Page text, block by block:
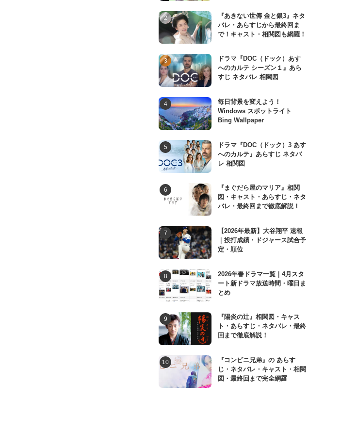
『あきない世傳 金と銀3』ネタ
バレ・あらすじから最終回ま
で！キャスト・相関図も網羅！
ドラマ『DOC（ドック）あす
へのカルテ シーズン１』あら
すじ ネタバレ 相関図
毎日背景を変えよう！
Windows スポットライト
Bing Wallpaper
ドラマ『DOC（ドック）3 あす
へのカルテ』あらすじ ネタバ
レ 相関図
『まぐだら屋のマリア』相関
図・キャスト・あらすじ・ネタ
バレ・最終回まで徹底解説！
【2026年最新】大谷翔平 速報
｜投打成績・ドジャース試合予
定・順位
2026年春ドラマ一覧｜4月スタ
ート新ドラマ放送時間・曜日ま
とめ
『陽炎の辻』相関図・キャス
ト・あらすじ・ネタバレ・最終
回まで徹底解説！
『コンビニ兄弟』の あらす
じ・ネタバレ・キャスト・相関
図・最終回まで完全網羅